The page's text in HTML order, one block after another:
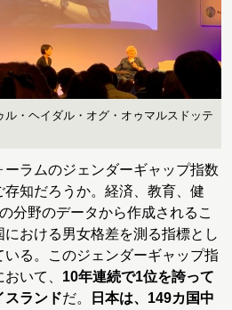
ル・ヘイダル・オグ・オゥマルスドッテ
ラムのジェンダーギャップ指数
存知だろうか。経済、教育、健
分野のデータから作成されるこ
における男女格差を測る指標とし
いる。このジェンダーギャップ指
いて、 10年連続で1位を誇って
スランドだ。
日本は、149カ国中